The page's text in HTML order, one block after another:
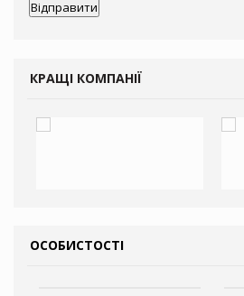
КРАЩІ КОМПАНІЇ
ОСОБИСТОСТІ